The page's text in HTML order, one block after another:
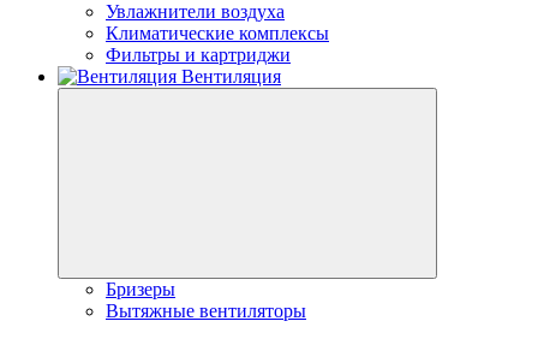
Увлажнители воздуха
Климатические комплексы
Фильтры и картриджи
Вентиляция
Бризеры
Вытяжные вентиляторы